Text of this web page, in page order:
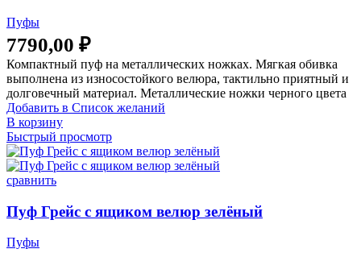
Пуфы
7790,00 ₽
Компактный пуф на металлических ножках. Мягкая обивка
выполнена из износостойкого велюра, тактильно приятный и
долговечный материал. Металлические ножки черного цвета
Добавить в Список желаний
В корзину
Быстрый просмотр
сравнить
Пуф Грейс с ящиком велюр зелёный
Пуфы